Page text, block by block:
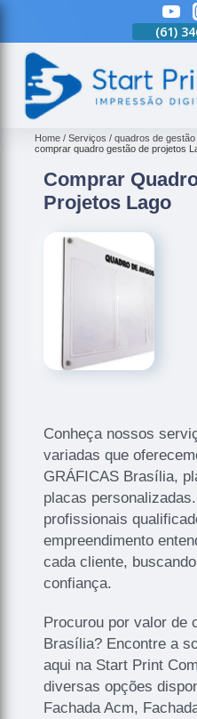
(61)
Home Serviços quadros de gestão
comprar quadro gestão de projetos
Comprar
Projetos Lago
Conheça nossos
variadas que
GRÁFICAS Brasília,
placas
profissionais
empreendimento
cada cliente,
confiança.
Procurou por valor de
Brasília? Encontre a
aqui na Start Print
diversas opções
Fachada Acm,